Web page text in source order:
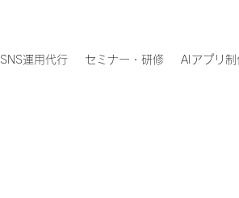
SNS運用代行 セミナー・研修 AIアプリ制